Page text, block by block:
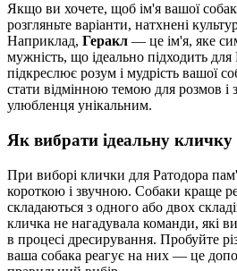
Якщо ви хочете, щоб ім'я вашої
розгляньте варіанти, натхнені
Наприклад, Геракл — це ім'я, яке
мужність, що ідеально підходить
підкреслює розум і мудрість вашої
стати відмінною темою для розмов і
улюбленця унікальним.
Як вибрати ідеальну кличку
При виборі клички для Ратодора
короткою і звучною. Собаки краще
складаються з одного або двох
кличка не нагадувала команди, які
в процесі дресирування. Пробуйте
ваша собака реагує на них — це